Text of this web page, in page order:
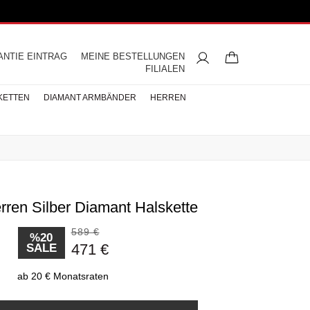
MEINE BESTELLUNGEN
EINTRAG
FILIALEN
Eheringe
Halbmemoire
Diamantringe
Perlen Ohrringe
Buchstaben Halskette
DIAMANT ARMBÄNDER HERREN
Herren Halsketten
Silber Diamant Halskette
%20
SALE
589 €
471 €
ab 20 € Monatsraten